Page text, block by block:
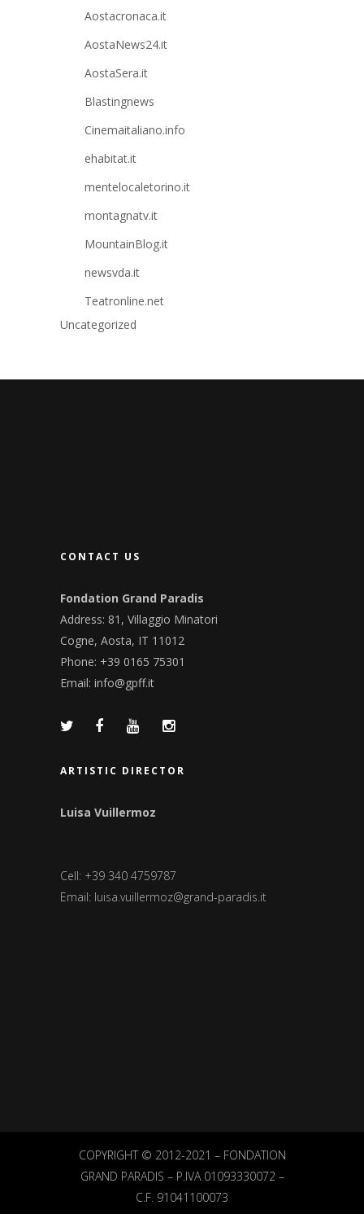
Aostacronaca.it
AostaNews24.it
AostaSera.it
Blastingnews
Cinemaitaliano.info
ehabitat.it
mentelocaletorino.it
montagnatv.it
MountainBlog.it
newsvda.it
Teatronline.net
Uncategorized
CONTACT US
Fondation Grand Paradis
Address: 81, Villaggio Minatori
Cogne, Aosta, IT 11012
Phone: +39 0165 75301
Email: info@gpff.it
ARTISTIC DIRECTOR
Luisa Vuillermoz
Cell: +39 340 4759787
Email: luisa.vuillermoz@grand-paradis.it
COPYRIGHT © 2012-2021 – FONDATION
GRAND PARADIS – P.IVA 01093330072 –
C.F. 91041100073